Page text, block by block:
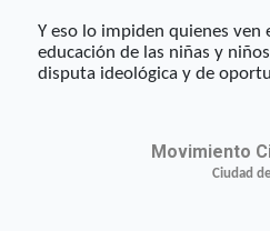
Y eso lo impiden quienes ven
educación de las niñas y
disputa ideológica y de
Movimiento
Ciudad